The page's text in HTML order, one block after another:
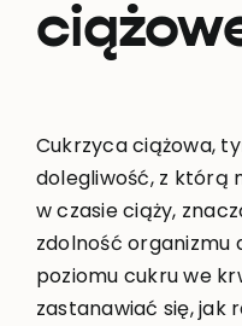
Cukrzyca ciążowa,
dolegliwość, z którą
w czasie ciąży,
zdolność organizmu
poziomu cukru we
zastanawiać się, jak